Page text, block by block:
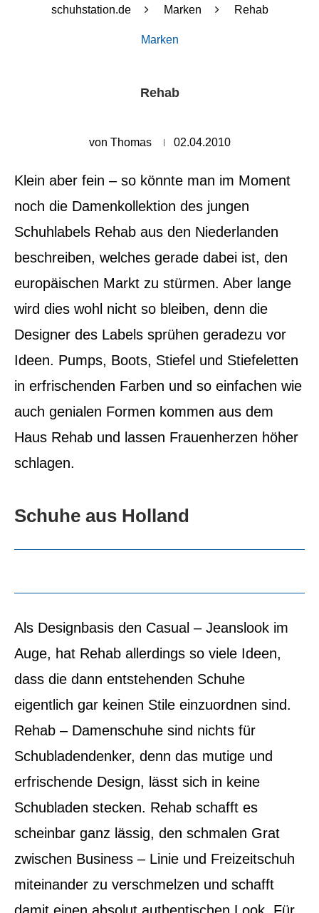
schuhstation.de Marken Rehab
Marken
Rehab
von Thomas 02.04.2010
Klein aber fein – so könnte man im Moment
noch die Damenkollektion des jungen
Schuhlabels Rehab aus den Niederlanden
beschreiben, welches gerade dabei ist, den
europäischen Markt zu stürmen. Aber lange
wird dies wohl nicht so bleiben, denn die
Designer des Labels sprühen geradezu vor
Ideen. Pumps, Boots, Stiefel und Stiefeletten
in erfrischenden Farben und so einfachen wie
auch genialen Formen kommen aus dem
Haus Rehab und lassen Frauenherzen höher
schlagen.
Schuhe aus Holland
Als Designbasis den Casual – Jeanslook im
Auge, hat Rehab allerdings so viele Ideen,
dass die dann entstehenden Schuhe
eigentlich gar keinen Stile einzuordnen sind.
Rehab – Damenschuhe sind nichts für
Schubladendenker, denn das mutige und
erfrischende Design, lässt sich in keine
Schubladen stecken. Rehab schafft es
scheinbar ganz lässig, den schmalen Grat
zwischen Business – Linie und Freizeitschuh
miteinander zu verschmelzen und schafft